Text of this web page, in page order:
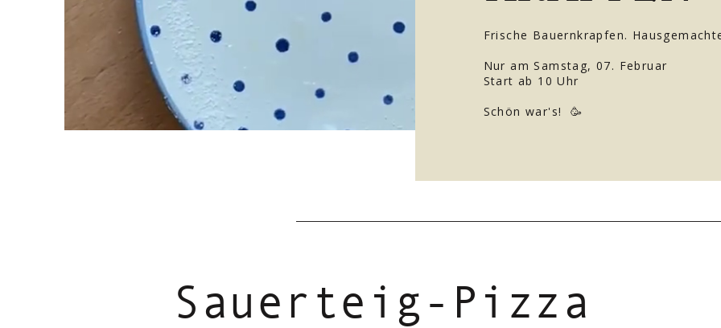
Frische Bauernkrapfen.
Nur am Samstag, 07. Februar
Start ab 10 Uhr
Schön war's! 🥳
Sauerteig-Pizza